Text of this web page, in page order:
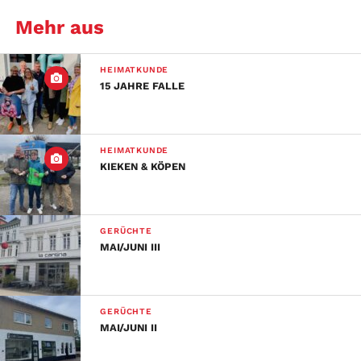
Mehr aus
HEIMATKUNDE
15 JAHRE FALLE
HEIMATKUNDE
KIEKEN & KÖPEN
GERÜCHTE
MAI/JUNI III
GERÜCHTE
MAI/JUNI II